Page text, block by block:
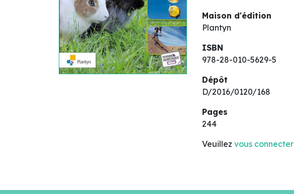
Maison d'édition
Plantyn
ISBN
978-28-010-5629-5
Dépôt
D/2016/0120/168
Pages
244
Veuillez vous connecter